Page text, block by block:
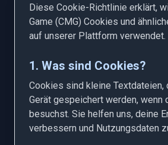
Diese Cookie-Richtlinie erklärt,
Game (CMG) Cookies und
auf unserer Plattform verwendet.
1. Was sind Cookies?
Cookies sind kleine Textdateien,
Gerät gespeichert werden, wenn
besuchst. Sie helfen uns, deine
verbessern und Nutzungsdaten